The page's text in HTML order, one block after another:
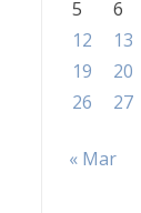
5
6
12
13
19
20
26
27
« Mar